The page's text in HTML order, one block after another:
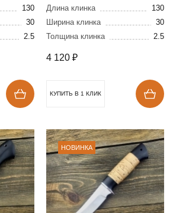
130
30
2.5
VG-10
Длина клинка
130
Ширина клинка
30
Толщина клинка
2.5
4 120 ₽
КУПИТЬ В 1 КЛИК
НОВИНКА